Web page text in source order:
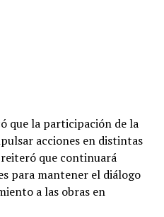
que la participación de la
acciones en distintas
que continuará
para mantener el diálogo
a las obras en